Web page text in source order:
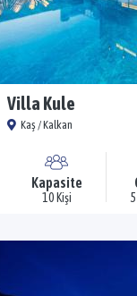
Villa Kule
Kaş / Kalkan
Kapasite
10 Kişi